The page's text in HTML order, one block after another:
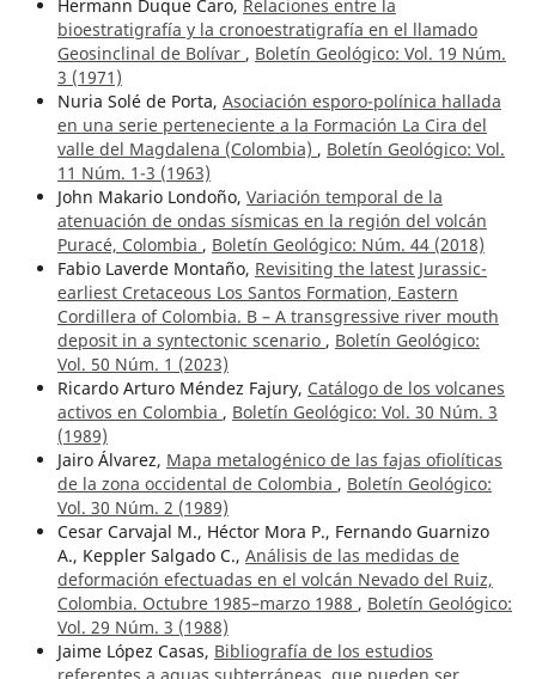
Hermann Duque Caro, Relaciones entre la
bioestratigrafía y la cronoestratigrafía en el llamado
Geosinclinal de Bolívar , Boletín Geológico: Vol. 19 Núm.
3 (1971)
Nuria Solé de Porta, Asociación esporo-polínica hallada
en una serie perteneciente a la Formación La Cira del
valle del Magdalena (Colombia) , Boletín Geológico: Vol.
11 Núm. 1-3 (1963)
John Makario Londoño, Variación temporal de la
atenuación de ondas sísmicas en la región del volcán
Puracé, Colombia , Boletín Geológico: Núm. 44 (2018)
Fabio Laverde Montaño, Revisiting the latest Jurassic-
earliest Cretaceous Los Santos Formation, Eastern
Cordillera of Colombia. B – A transgressive river mouth
deposit in a syntectonic scenario , Boletín Geológico:
Vol. 50 Núm. 1 (2023)
Ricardo Arturo Méndez Fajury, Catálogo de los volcanes
activos en Colombia , Boletín Geológico: Vol. 30 Núm. 3
(1989)
Jairo Álvarez, Mapa metalogénico de las fajas ofiolíticas
de la zona occidental de Colombia , Boletín Geológico:
Vol. 30 Núm. 2 (1989)
Cesar Carvajal M., Héctor Mora P., Fernando Guarnizo
A., Keppler Salgado C., Análisis de las medidas de
deformación efectuadas en el volcán Nevado del Ruiz,
Colombia. Octubre 1985–marzo 1988 , Boletín Geológico:
Vol. 29 Núm. 3 (1988)
Jaime López Casas, Bibliografía de los estudios
referentes a aguas subterráneas, que pueden ser